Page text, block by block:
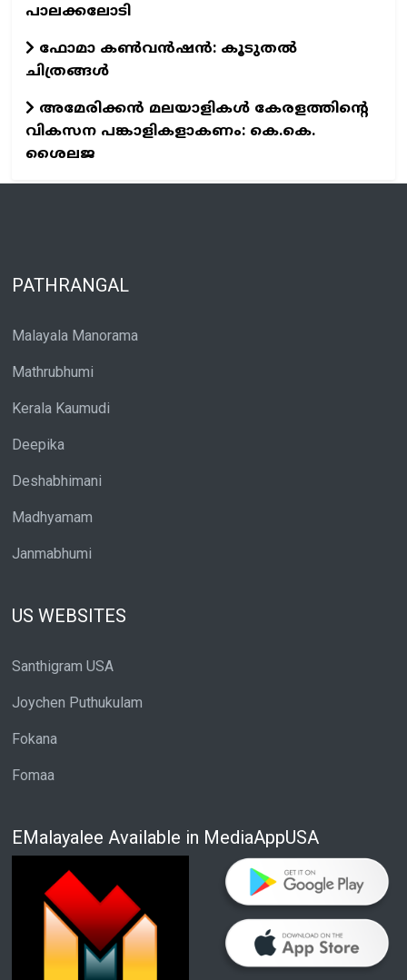
പാലക്കലോടി
ഫോമാ കണ്‍വന്‍ഷന്‍: കൂടുതല്‍
ചിത്രങ്ങള്‍
അമേരിക്കൻ മലയാളികൾ കേരളത്തിന്റെ
വികസന പങ്കാളികളാകണം: കെ.കെ.
ശൈലജ
PATHRANGAL
Malayala Manorama
Mathrubhumi
Kerala Kaumudi
Deepika
Deshabhimani
Madhyamam
Janmabhumi
US WEBSITES
Santhigram USA
Joychen Puthukulam
Fokana
Fomaa
EMalayalee Available in MediaAppUSA